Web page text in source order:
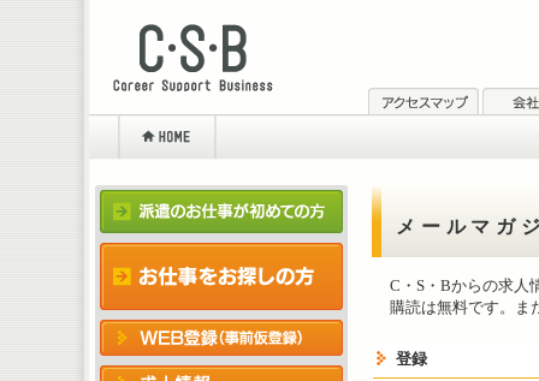
メールマガ
C・S・Bからの求人
購読は無料です。ま
登録